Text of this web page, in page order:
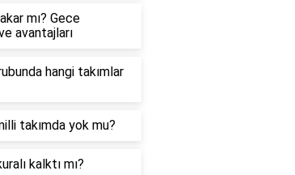
mı? Gece
avantajları
hangi takımlar
takımda yok mu?
kalktı mı?